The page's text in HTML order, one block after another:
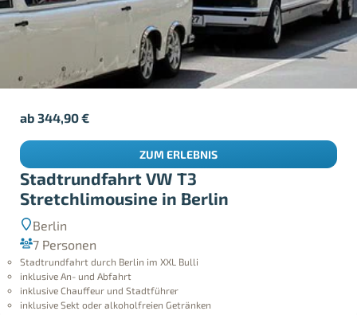
Stadtrundfahrt VW T3
Stretchlimousine in Berlin
Berlin
7 Personen
Stadtrundfahrt durch Berlin im XXL Bulli
inklusive An- und Abfahrt
inklusive Chauffeur und Stadtführer
inklusive Sekt oder alkoholfreien Getränken
ab344,90€
ZUM ERLEBNIS